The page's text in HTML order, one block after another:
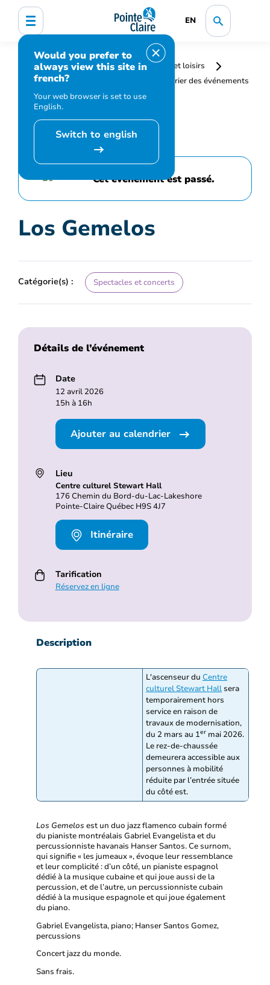
EN
Would you prefer to
always view this site in
french?
Your web browser is set to use
English.
Switch to english
Accueil
Bibliothèque, culture, sports et loisirs
Programmation et inscription
Calendrier des événements
et activités
Los Gemelos
Cet événement est passé.
Los Gemelos
Catégorie(s) : Spectacles et concerts
Détails de l’événement
Date
12 avril 2026
15h à 16h
Ajouter au calendrier
Lieu
Centre culturel Stewart Hall
176 Chemin du Bord-du-Lac-Lakeshore
Pointe-Claire Québec H9S 4J7
Itinéraire
Tarification
Réservez en ligne
Description
L'ascenseur du Centre
culturel Stewart Hallsera
temporairement hors
service en raison de
travaux de modernisation,
du 2 mars au 1er mai 2026.
Le rez-de-chaussée
demeurera accessible aux
personnes à mobilité
réduite par l’entrée située
du côté est.
Los Gemelos est un duo jazz flamenco cubain formé
du pianiste montréalais Gabriel Evangelista et du
percussionniste havanais Hanser Santos. Ce surnom,
qui signifie « les jumeaux », évoque leur ressemblance
et leur complicité : d’un côté, un pianiste espagnol
dédié à la musique cubaine et qui joue aussi de la
percussion, et de l’autre, un percussionniste cubain
dédié à la musique espagnole et qui joue également
du piano.
Gabriel Evangelista, piano; Hanser Santos Gomez,
percussions
Concert jazz du monde.
Sans frais.